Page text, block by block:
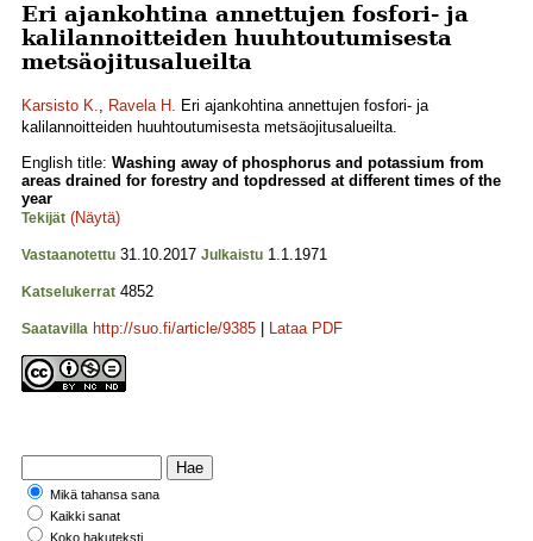
Eri ajankohtina annettujen fosfori- ja
kalilannoitteiden huuhtoutumisesta
metsäojitusalueilta
Karsisto K., Ravela H. Eri ajankohtina annettujen fosfori- ja
kalilannoitteiden huuhtoutumisesta metsäojitusalueilta.
English title: Washing away of phosphorus and potassium from
areas drained for forestry and topdressed at different times of the
year
Tekijät (Näytä)
Vastaanotettu 31.10.2017 Julkaistu 1.1.1971
Katselukerrat 4852
Saatavilla http://suo.fi/article/9385 Lataa PDF
Mikä tahansa sana
Kaikki sanat
Koko hakuteksti